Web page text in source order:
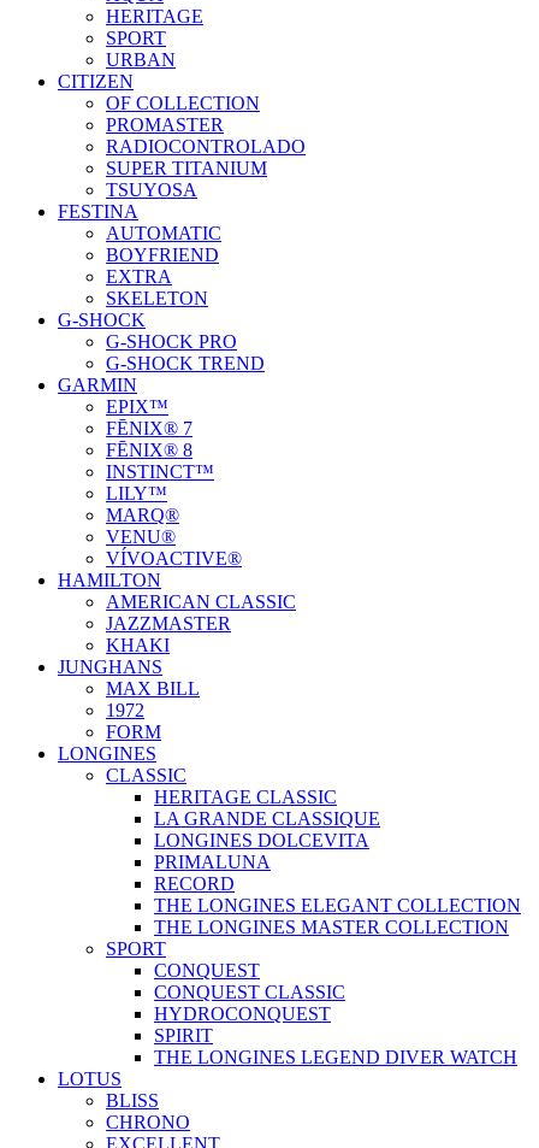
HERITAGE
SPORT
URBAN
CITIZEN
OF COLLECTION
PROMASTER
RADIOCONTROLADO
SUPER TITANIUM
TSUYOSA
FESTINA
AUTOMATIC
BOYFRIEND
EXTRA
SKELETON
G-SHOCK
G-SHOCK PRO
G-SHOCK TREND
GARMIN
EPIX™
FĒNIX® 7
FĒNIX® 8
INSTINCT™
LILY™
MARQ®
VENU®
VÍVOACTIVE®
HAMILTON
AMERICAN CLASSIC
JAZZMASTER
KHAKI
JUNGHANS
MAX BILL
1972
FORM
LONGINES
CLASSIC
HERITAGE CLASSIC
LA GRANDE CLASSIQUE
LONGINES DOLCEVITA
PRIMALUNA
RECORD
THE LONGINES ELEGANT COLLECTION
THE LONGINES MASTER COLLECTION
SPORT
CONQUEST
CONQUEST CLASSIC
HYDROCONQUEST
SPIRIT
THE LONGINES LEGEND DIVER WATCH
LOTUS
BLISS
CHRONO
EXCELLENT